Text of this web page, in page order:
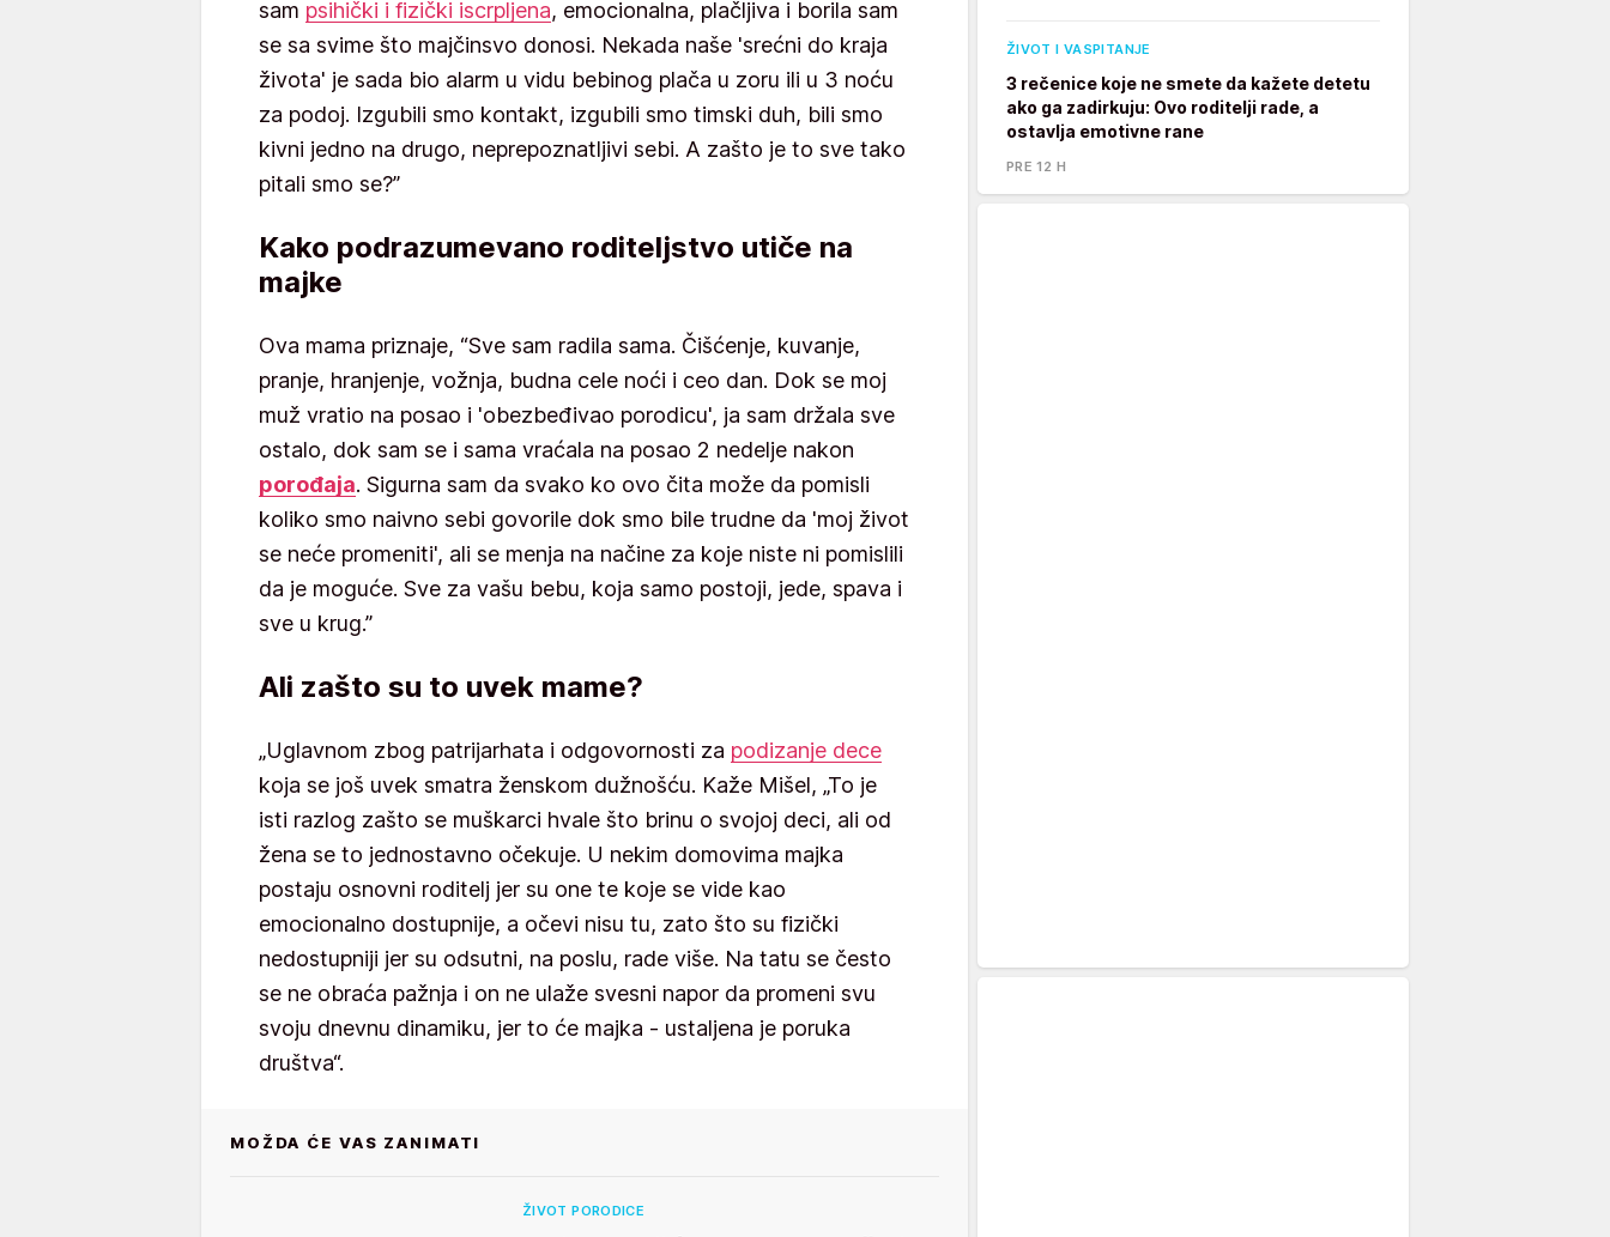
sam psihički i fizički iscrpljena, emocionalna, plačljiva i borila sam
se sa svime što majčinsvo donosi. Nekada naše 'srećni do kraja
života' je sada bio alarm u vidu bebinog plača u zoru ili u 3 noću
za podoj. Izgubili smo kontakt, izgubili smo timski duh, bili smo
kivni jedno na drugo, neprepoznatljivi sebi. A zašto je to sve tako
pitali smo se?”
Kako podrazumevano roditeljstvo utiče na
majke
Ova mama priznaje, “Sve sam radila sama. Čišćenje, kuvanje,
pranje, hranjenje, vožnja, budna cele noći i ceo dan. Dok se moj
muž vratio na posao i 'obezbeđivao porodicu', ja sam držala sve
ostalo, dok sam se i sama vraćala na posao 2 nedelje nakon
porođaja. Sigurna sam da svako ko ovo čita može da pomisli
koliko smo naivno sebi govorile dok smo bile trudne da 'moj život
se neće promeniti', ali se menja na načine za koje niste ni pomislili
da je moguće. Sve za vašu bebu, koja samo postoji, jede, spava i
sve u krug.”
Ali zašto su to uvek mame?
„Uglavnom zbog patrijarhata i odgovornosti za podizanje dece
koja se još uvek smatra ženskom dužnošću. Kaže Mišel, „To je
isti razlog zašto se muškarci hvale što brinu o svojoj deci, ali od
žena se to jednostavno očekuje. U nekim domovima majka
postaju osnovni roditelj jer su one te koje se vide kao
emocionalno dostupnije, a očevi nisu tu, zato što su fizički
nedostupniji jer su odsutni, na poslu, rade više. Na tatu se često
se ne obraća pažnja i on ne ulaže svesni napor da promeni svu
svoju dnevnu dinamiku, jer to će majka - ustaljena je poruka
društva“.
MOŽDA ĆE VAS ZANIMATI
ŽIVOT PORODICE
ŽIVOT I VASPITANJE
3 rečenice koje ne smete da kažete detetu
ako ga zadirkuju: Ovo roditelji rade, a
ostavlja emotivne rane
PRE 12 H